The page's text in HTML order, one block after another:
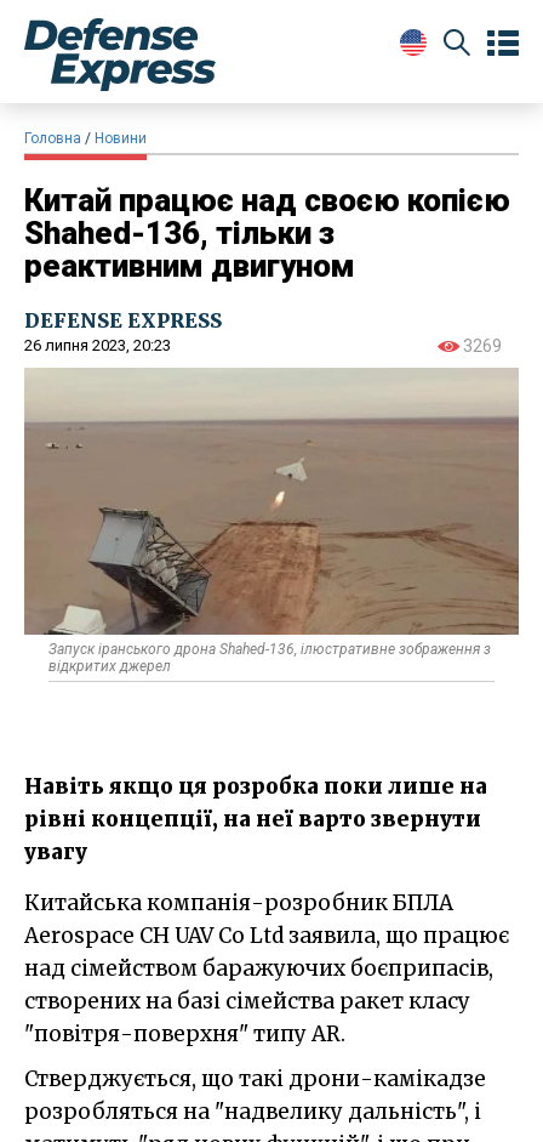
Головна Новини
Китай працює над своєю копією
Shahed-136, тільки з
реактивним двигуном
DEFENSE EXPRESS
26 липня 2023, 20:23 3269
Запуск іранського дрона Shahed-136, ілюстративне зображення з
відкритих джерел
Навіть якщо ця розробка поки лише на
рівні концепції, на неї варто звернути
увагу
Китайська компанія-розробник БПЛА
Aerospace CH UAV Co Ltd заявила, що працює
над сімейством баражуючих боєприпасів,
створених на базі сімейства ракет класу
"повітря-поверхня" типу AR.
Стверджується, що такі дрони-камікадзе
розробляться на "надвелику дальність", і